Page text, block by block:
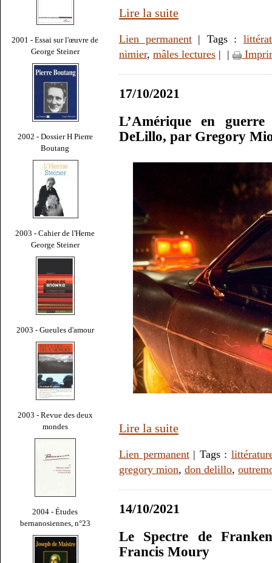
2001 - Essai sur l'œuvre de
George Steiner
2002 - Dossier H Pierre
Boutang
2003 - Cahier de l'Herne
George Steiner
2003 - Gueules d'amour
2003 - Revue des deux
mondes
2004 - Études
bernanosiennes, n°23
Lire la suite
Lien permanent| Tags :
nimier, mâles lectures | |
17/10/2021
L’Amérique en
DeLillo, par Gregory
Lire la suite
Lien permanent| Tags :
gregory mion, don delillo,
14/10/2021
Le Spectre de
Francis Moury